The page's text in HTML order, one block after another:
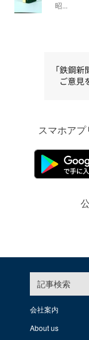
昭...
スマホア
記事検索
会社案内
About us